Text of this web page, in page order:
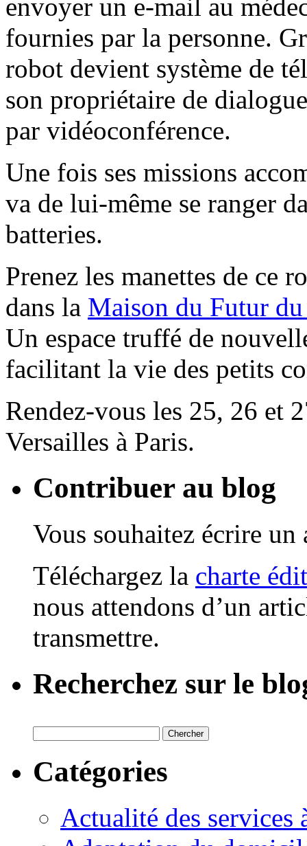
envoyer un e-mail au
fournies par la personne.
robot devient système de
son propriétaire de
par vidéoconférence.
Une fois ses missions
va de lui-même se ranger
batteries.
Prenez les manettes de ce
dans la Maison du Futur du
Un espace truffé de
facilitant la vie des petits
Rendez-vous les 25, 26 et
Versailles à Paris.
Contribuer au blog
Vous souhaitez écrire
Téléchargez la charte
nous attendons d’un
transmettre.
Recherchez sur le
Catégories
Actualité des services